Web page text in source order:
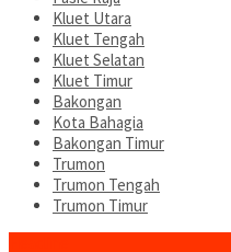
Kluet Utara
Kluet Tengah
Kluet Selatan
Kluet Timur
Bakongan
Kota Bahagia
Bakongan Timur
Trumon
Trumon Tengah
Trumon Timur